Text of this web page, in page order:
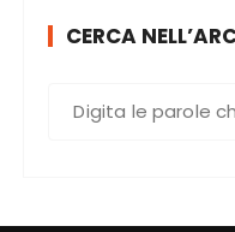
CERCA